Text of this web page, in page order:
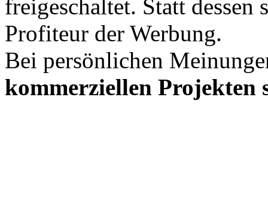
freigeschaltet. Statt dessen
Profiteur der Werbung.
Bei persönlichen
kommerziellen Projekten